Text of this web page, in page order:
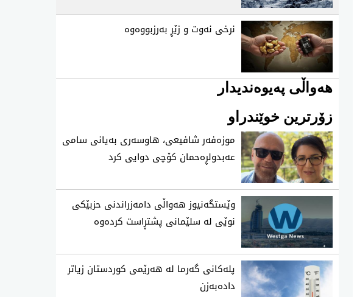
نرخی نه‌وت و زێڕ به‌رزبووه‌وه‌
هەواڵی پەیوەندیدار
زۆرترین خوێندراو
موزه‌فه‌ر شافیعی، هاوسه‌ری به‌یانی سامی
عه‌بدولڕه‌حمان كۆچی‌ دوایی كرد
وێستگەنیوز هەواڵی دامەزراندنی حزبێکی
نوێی لە سلێمانی پشتڕاست کردەوە
پلەکانی گەرما لە هەرێمی کوردستان زیاتر
دادەبەزن